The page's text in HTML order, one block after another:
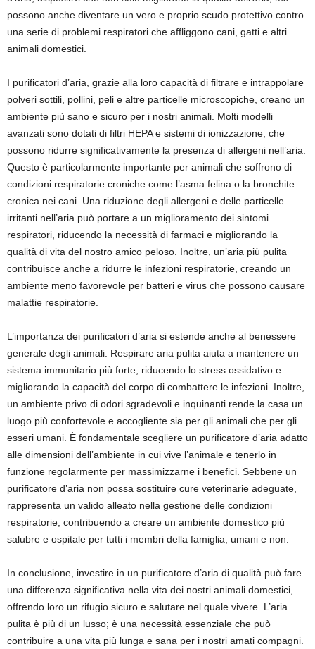
possono anche diventare un vero e proprio scudo protettivo contro
una serie di problemi respiratori che affliggono cani, gatti e altri
animali domestici.
I purificatori d’aria, grazie alla loro capacità di filtrare e intrappolare
polveri sottili, pollini, peli e altre particelle microscopiche, creano un
ambiente più sano e sicuro per i nostri animali. Molti modelli
avanzati sono dotati di filtri HEPA e sistemi di ionizzazione, che
possono ridurre significativamente la presenza di allergeni nell’aria.
Questo è particolarmente importante per animali che soffrono di
condizioni respiratorie croniche come l’asma felina o la bronchite
cronica nei cani. Una riduzione degli allergeni e delle particelle
irritanti nell’aria può portare a un miglioramento dei sintomi
respiratori, riducendo la necessità di farmaci e migliorando la
qualità di vita del nostro amico peloso. Inoltre, un’aria più pulita
contribuisce anche a ridurre le infezioni respiratorie, creando un
ambiente meno favorevole per batteri e virus che possono causare
malattie respiratorie.
L’importanza dei purificatori d’aria si estende anche al benessere
generale degli animali. Respirare aria pulita aiuta a mantenere un
sistema immunitario più forte, riducendo lo stress ossidativo e
migliorando la capacità del corpo di combattere le infezioni. Inoltre,
un ambiente privo di odori sgradevoli e inquinanti rende la casa un
luogo più confortevole e accogliente sia per gli animali che per gli
esseri umani. È fondamentale scegliere un purificatore d’aria adatto
alle dimensioni dell’ambiente in cui vive l’animale e tenerlo in
funzione regolarmente per massimizzarne i benefici. Sebbene un
purificatore d’aria non possa sostituire cure veterinarie adeguate,
rappresenta un valido alleato nella gestione delle condizioni
respiratorie, contribuendo a creare un ambiente domestico più
salubre e ospitale per tutti i membri della famiglia, umani e non.
In conclusione, investire in un purificatore d’aria di qualità può fare
una differenza significativa nella vita dei nostri animali domestici,
offrendo loro un rifugio sicuro e salutare nel quale vivere. L’aria
pulita è più di un lusso; è una necessità essenziale che può
contribuire a una vita più lunga e sana per i nostri amati compagni.